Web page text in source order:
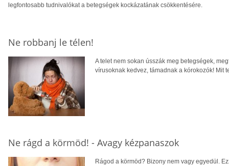
legfontosabb tudnivalókat a betegségek kockázatának csökkentésére.
Ne robbanj le télen!
A telet nem sokan ússzák meg betegségek,
vírusoknak kedvez, támadnak a kórokozók! Mit
Ne rágd a körmöd! - Avagy kézpanaszok
Rágod a körmöd? Bizony nem vagy egyedül.